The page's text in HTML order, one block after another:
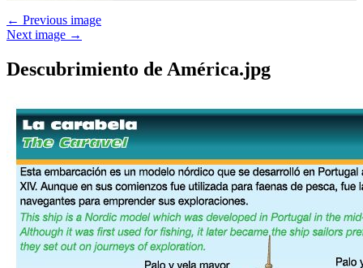
← Previous image
Next image →
Descubrimiento de América.jpg